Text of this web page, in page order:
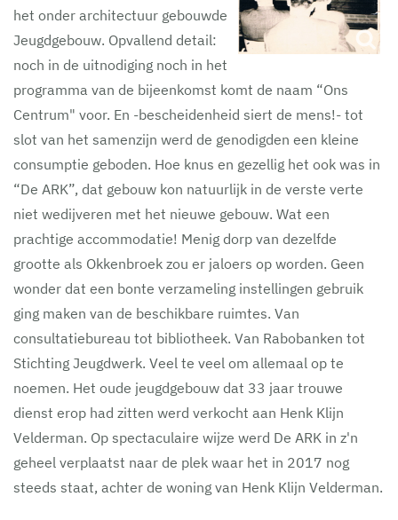
het onder architectuur gebouwde
Jeugdgebouw. Opvallend detail:
noch in de uitnodiging noch in het
programma van de bijeenkomst komt de naam “Ons
Centrum" voor. En -bescheidenheid siert de mens!- tot
slot van het samenzijn werd de genodigden een kleine
consumptie geboden. Hoe knus en gezellig het ook was in
“De ARK”, dat gebouw kon natuurlijk in de verste verte
niet wedijveren met het nieuwe gebouw. Wat een
prachtige accommodatie! Menig dorp van dezelfde
grootte als Okkenbroek zou er jaloers op worden. Geen
wonder dat een bonte verzameling instellingen gebruik
ging maken van de beschikbare ruimtes. Van
consultatiebureau tot bibliotheek. Van Rabobanken tot
Stichting Jeugdwerk. Veel te veel om allemaal op te
noemen. Het oude jeugdgebouw dat 33 jaar trouwe
dienst erop had zitten werd verkocht aan Henk Klijn
Velderman. Op spectaculaire wijze werd De ARK in z'n
geheel verplaatst naar de plek waar het in 2017 nog
steeds staat, achter de woning van Henk Klijn Velderman.